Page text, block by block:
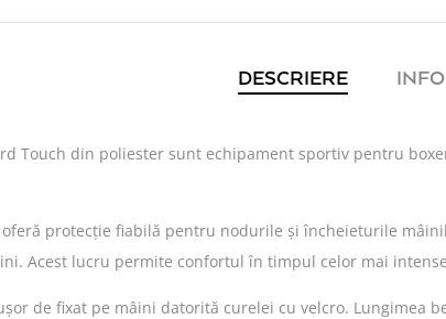
DESCRIERE
Touch din poliester sunt echipament sportiv pentru
protecție fiabilă pentru nodurile și încheieturile
Acest lucru permite confortul în timpul celor mai
de fixat pe mâini datorită curelei cu velcro.